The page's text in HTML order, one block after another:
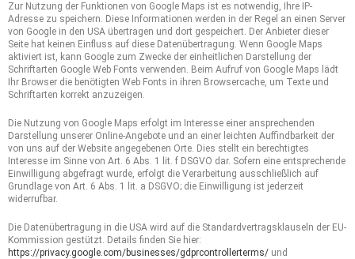
Zur Nutzung der Funktionen von Google Maps ist es notwendig, Ihre IP-
Adresse zu speichern. Diese Informationen werden in der Regel an einen Server
von Google in den USA übertragen und dort gespeichert. Der Anbieter dieser
Seite hat keinen Einfluss auf diese Datenübertragung. Wenn Google Maps
aktiviert ist, kann Google zum Zwecke der einheitlichen Darstellung der
Schriftarten Google Web Fonts verwenden. Beim Aufruf von Google Maps lädt
Ihr Browser die benötigten Web Fonts in ihren Browsercache, um Texte und
Schriftarten korrekt anzuzeigen.
Die Nutzung von Google Maps erfolgt im Interesse einer ansprechenden
Darstellung unserer Online-Angebote und an einer leichten Auffindbarkeit der
von uns auf der Website angegebenen Orte. Dies stellt ein berechtigtes
Interesse im Sinne von Art. 6 Abs. 1 lit. f DSGVO dar. Sofern eine entsprechende
Einwilligung abgefragt wurde, erfolgt die Verarbeitung ausschließlich auf
Grundlage von Art. 6 Abs. 1 lit. a DSGVO; die Einwilligung ist jederzeit
widerrufbar.
Die Datenübertragung in die USA wird auf die Standardvertragsklauseln der EU-
Kommission gestützt. Details finden Sie hier:
https://privacy.google.com/businesses/gdprcontrollerterms/ und